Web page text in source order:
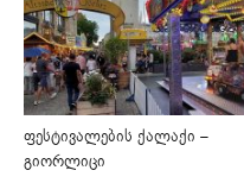
ფესტივალების ქალაქი –
გიორლიცი